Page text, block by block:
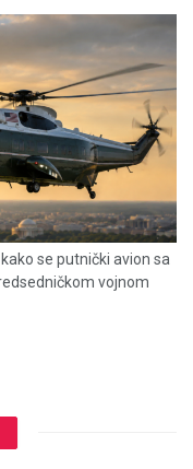
se putnički avion sa
vojnom